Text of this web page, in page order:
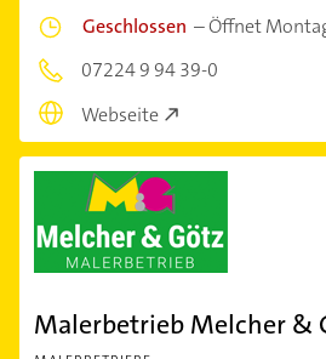
Geschlossen –Öffnet
07224 9 94 39-0
Webseite
Malerbetrieb Melcher &